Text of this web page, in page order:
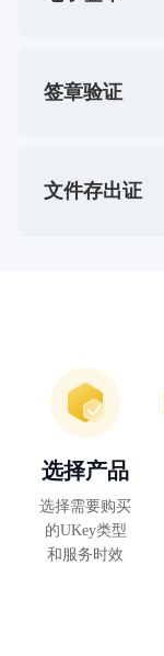
签章验证
文件存出证
选择产品
选择需要购买
的UKey类型
和服务时效